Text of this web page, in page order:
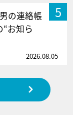
5
の連絡帳
お知ら
2026.08.05